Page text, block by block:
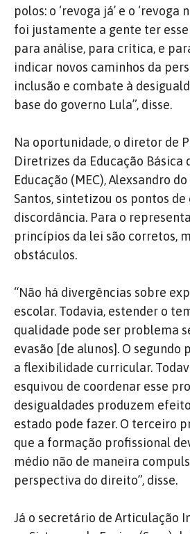
polos: o ‘revoga já’ e o ‘revoga
foi justamente a gente ter
para análise, para crítica, e
indicar novos caminhos da
inclusão e combate à
base do governo Lula”, disse.
Na oportunidade, o diretor de
Diretrizes da Educação Básica
Educação (MEC), Alexsandro
Santos, sintetizou os pontos
discordância. Para o
princípios da lei são corretos,
obstáculos.
“Não há divergências sobre
escolar. Todavia, estender o
qualidade pode ser problema
evasão [de alunos]. O
a flexibilidade curricular.
esquivou de coordenar esse
desigualdades produzem
estado pode fazer. O terceiro
que a formação profissional
médio não de maneira
perspectiva do direito”, disse.
Já o secretário de Articulação